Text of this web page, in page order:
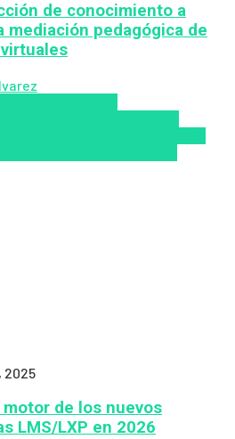
de conocimiento a
mediación pedagógica de
2025
motor de los nuevos
LMS/LXP en 2026